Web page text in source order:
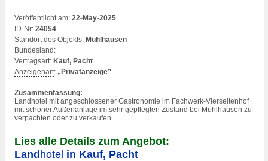
Veröffentlicht am: 22-May-2025
ID-Nr: 24054
Standort des Objekts: Mühlhausen
Bundesland:
Vertragsart: Kauf, Pacht
Anzeigenart: „Privatanzeige”
Zusammenfassung:
Land hotel mit angeschlossener Gastronomie im Fachwerk-Vierseitenhof
mit schöner Außenanlage im sehr gepflegten Zustand bei Mühlhausen zu
verpachten oder zu verkaufen
Lies alle Details zum Angebot:
Landhotel in Kauf, Pacht